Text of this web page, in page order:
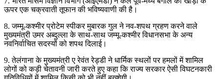
ऊपर एक चक्रवाती तूफान की भविष्यवाणी की है।
8. जम्मू-कश्मीर प्रोटेम स्पीकर मुबारक गुल ने नव-शपथ ग्रहण करने वाले
मुख्यमंत्री उमर अब्दुल्ला के साथ-साथ जम्मू-कश्मीर विधानसभा के अन्य
नवनिर्वाचित सदस्यों को शपथ दिलाई।
9. तेलंगाना के मुख्यमंत्री ए रेवंत रेड्डी ने धार्मिक स्थलों पर हमलों में शामिल
लोगों को कड़ी चेतावनी जारी करते हुए कहा कि राज्य सरकार ऐसी विघटनकारी